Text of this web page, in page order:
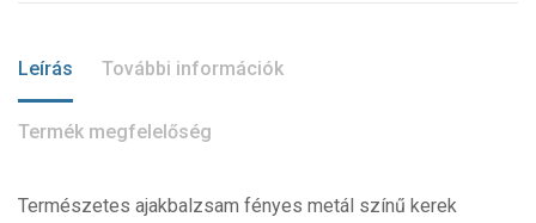
Leírás További információk
Termék megfelelőség
Természetes ajakbalzsam fényes metál színű kerek